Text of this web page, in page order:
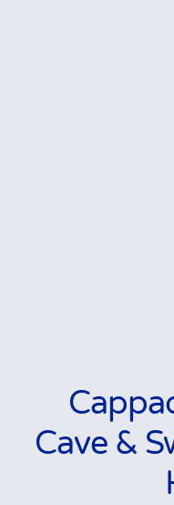
Cave &